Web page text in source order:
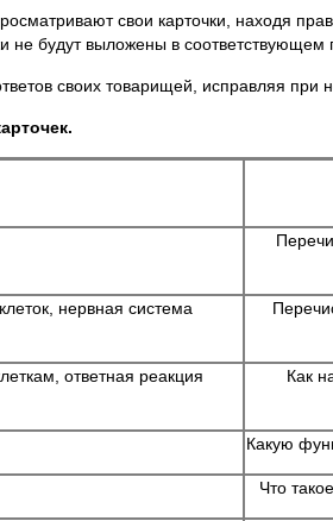
свои карточки, находя
не будут выложены в соответствующем
своих товарищей, исправляя при
.
нервная система
ответная реакция
Как
Какую
Что